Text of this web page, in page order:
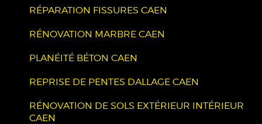
RÉPARATION FISSURES CAEN
RÉNOVATION MARBRE CAEN
PLANÉITÉ BÉTON CAEN
REPRISE DE PENTES DALLAGE CAEN
RÉNOVATION DE SOLS EXTÉRIEUR INTÉRIEUR
CAEN